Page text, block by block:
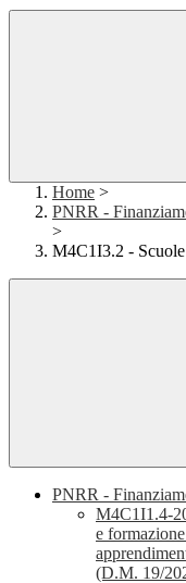
Home >
PNRR -
>
M4C1I3.2 -
PNRR -
M4C1I1.4-
e
(D.M. 19/